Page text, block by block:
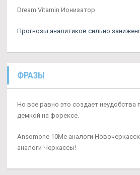
Dream Vitamin Ионизатор
Прогнозы аналитиков сильно
ФРАЗЫ
Но все равно это создает неудобства
демкой на форексе.
Ansomone 10Me аналоги
аналоги Черкассы!